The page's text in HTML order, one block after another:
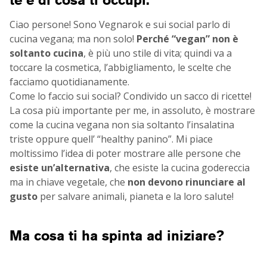
Ciao persone! Sono Vegnarok e sui social parlo di
cucina vegana; ma non solo! Perché “vegan” non è
soltanto cucina, è più uno stile di vita; quindi va a
toccare la cosmetica, l’abbigliamento, le scelte che
facciamo quotidianamente.
Come lo faccio sui social? Condivido un sacco di ricette!
La cosa più importante per me, in assoluto, è mostrare
come la cucina vegana non sia soltanto l’insalatina
triste oppure quell’ “healthy panino”. Mi piace
moltissimo l’idea di poter mostrare alle persone che
esiste un’alternativa, che esiste la cucina godereccia
ma in chiave vegetale, che non devono rinunciare al
gusto per salvare animali, pianeta e la loro salute!
Ma cosa ti ha spinta ad iniziare?